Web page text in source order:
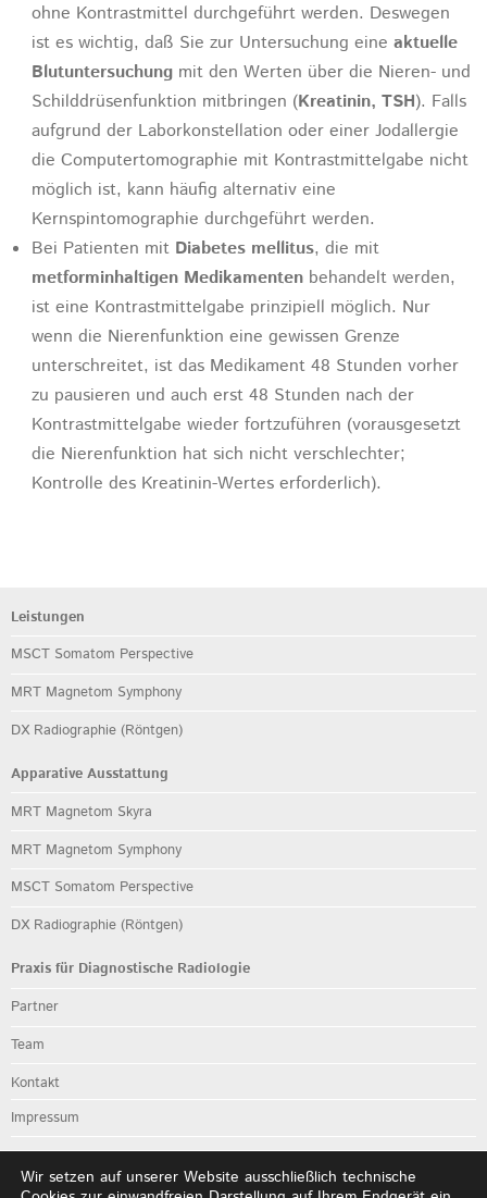
ohne Kontrastmittel durchgeführt werden. Deswegen
ist es wichtig, daß Sie zur Untersuchung eineaktuelle
Blutuntersuchung mit den Werten über die Nieren- und
Schilddrüsenfunktion mitbringen (Kreatinin, TSH). Falls
aufgrund der Laborkonstellation oder einer Jodallergie
die Computertomographie mit Kontrastmittelgabe nicht
möglich ist, kann häufig alternativ eine
Kernspintomographie durchgeführt werden.
Bei Patienten mit Diabetes mellitus, die mit
metforminhaltigen Medikamenten behandelt werden,
ist eine Kontrastmittelgabe prinzipiell möglich. Nur
wenn die Nierenfunktion eine gewissen Grenze
unterschreitet, ist das Medikament 48 Stunden vorher
zu pausieren und auch erst 48 Stunden nach der
Kontrastmittelgabe wieder fortzuführen (vorausgesetzt
die Nierenfunktion hat sich nicht verschlechter;
Kontrolle des Kreatinin-Wertes erforderlich).
Leistungen
MSCT Somatom Perspective
MRT Magnetom Symphony
DX Radiographie (Röntgen)
Apparative Ausstattung
MRT Magnetom Skyra
MRT Magnetom Symphony
MSCT Somatom Perspective
DX Radiographie (Röntgen)
Praxis für Diagnostische Radiologie
Partner
Team
Kontakt
Impressum
Datenschutz
Anfahrtsbeschreibung
Wir setzen auf unserer Website ausschließlich technische